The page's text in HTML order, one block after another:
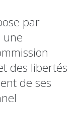
par
une
des libertés
de ses